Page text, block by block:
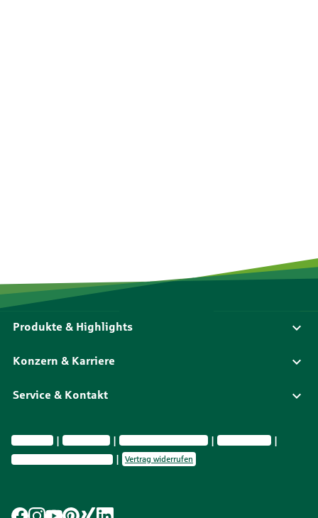
Produkte & Highlights
Konzern & Karriere
Service & Kontakt
Impressum Datenschutz Vermittlerinformationen
Nachhaltig­keit
Privatsphäre-Einstellungen
Vertrag widerrufen